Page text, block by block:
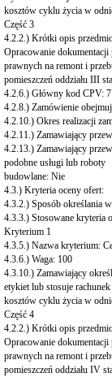
kosztów cyklu życia w
Część 3
4.2.2.) Krótki opis
Opracowanie
prawnych na remont i
pomieszczeń oddziału III
4.2.6.) Główny kod CPV:
4.2.8.) Zamówienie
4.2.10.) Okres realizacji
4.2.11.) Zamawiający
4.2.13.) Zamawiający
podobne usługi lub roboty
budowlane: Nie
4.3.) Kryteria oceny ofert:
4.3.2.) Sposób określania
4.3.3.) Stosowane kryteria
Kryterium 1
4.3.5.) Nazwa kryterium:
4.3.6.) Waga: 100
4.3.10.) Zamawiający
etykiet lub stosuje rachunek
kosztów cyklu życia w
Część 4
4.2.2.) Krótki opis
Opracowanie
prawnych na remont i
pomieszczeń oddziału IV